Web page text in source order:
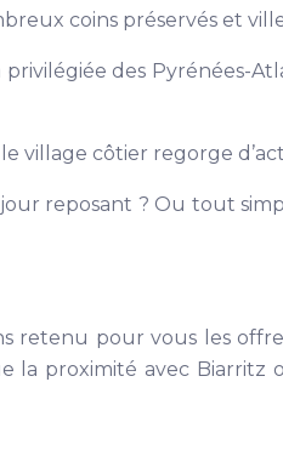
coins préservés et
des Pyrénées-
village côtier regorge
reposant ? Ou tout
retenu pour vous les
la proximité avec